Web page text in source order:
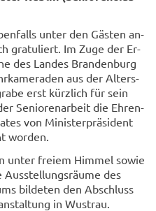
unter den Gäs­ten an­
gra­tu­liert. Im Zuge der Er­
des Lan­des Bran­den­burg
aus der Alters-​
erst kürz­lich für sein
Se­nio­ren­ar­beit die Eh­ren­
von Mi­nis­ter­prä­si­dent
wor­den.
unter frei­em Him­mel sowie
des
bil­de­ten den Ab­schluss
in Wus­trau.